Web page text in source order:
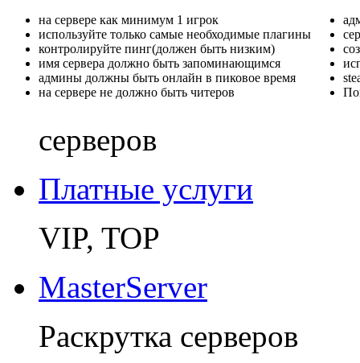
на сервере как минимум 1 игрок
используйте только самые необходимые плагины
контролируйте пинг(должен быть низким)
имя сервера должно быть запоминающимся
админы должны быть онлайн в пиковое время
на сервере не должно быть читеров
серверов
Платные услуги
VIP, TOP
MasterServer
Раскрутка серверов